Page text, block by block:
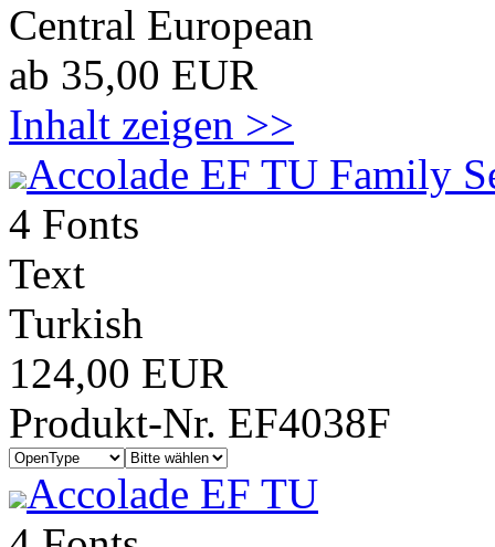
Central European
ab 35,00 EUR
Inhalt zeigen >>
Accolade EF TU Family
4 Fonts
Text
Turkish
124,00 EUR
Produkt-Nr. EF4038F
Accolade EF TU